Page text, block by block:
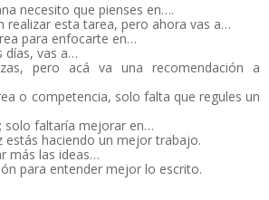
necesito que pienses en….
realizar esta tarea, pero ahora vas a…
para enfocarte en…
días, vas a…
pero acá va una recomendación a
o competencia, solo falta que regules un
solo faltaría mejorar en…
estás haciendo un mejor trabajo.
más las ideas…
para entender mejor lo escrito.